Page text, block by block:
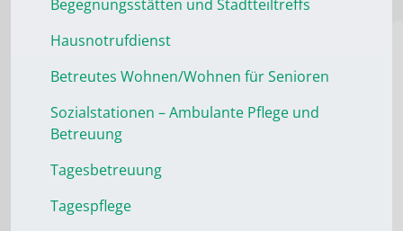
Begegnungsstätten und Stadtteiltreffs
Hausnotrufdienst
Betreutes Wohnen/Wohnen für Senioren
Sozialstationen – Ambulante Pflege und
Betreuung
Tagesbetreuung
Tagespflege